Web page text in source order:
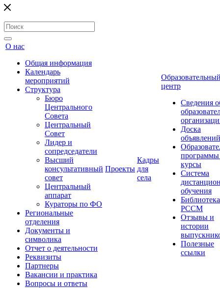
О нас
Общая информация
Календарь
мероприятий
Структура
Бюро
Центрального
Совета
Центральный
Совет
Лидер и
сопредседатели
Высший
консультативный
совет
Центральный
аппарат
Кураторы по ФО
Региональные
отделения
Документы и
символика
Отчет о деятельности
Реквизиты
Партнеры
Вакансии и практика
Вопросы и ответы
Проекты
Кадры
для
села
центр
Сведения
Доска
объявлений
курсы
Система
обучения
Библиотека
РССМ
Отзывы и
истории
Полезные
ссылки